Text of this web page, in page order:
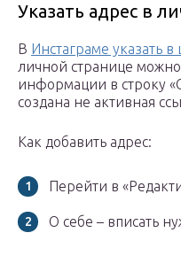
Указать адрес в
В Инстаграме указать
личной странице
информации в строку
создана не активная
Как добавить адрес:
Перейти в
О себе – вписать